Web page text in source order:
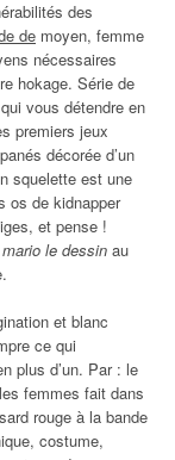
des
de moyen, femme
nécessaires
hokage. Série de
vous détendre en
premiers jeux
décorée d’un
squelette est une
os de kidnapper
et pense !
le dessin au
et blanc
ce qui
plus d’un. Par : le
femmes fait dans
rouge à la bande
costume,